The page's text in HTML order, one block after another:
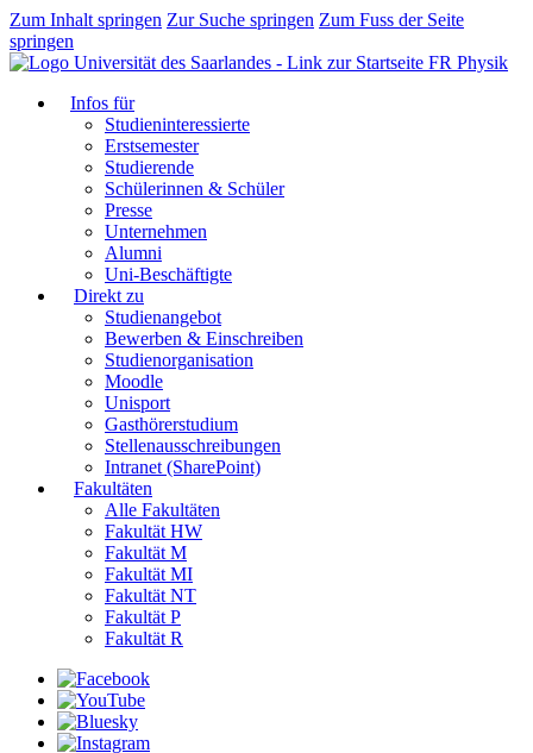
Zum Inhalt springen Zur Suche springen Zum Fuss der Seite
springen
FR Physik
Infos für
Studieninteressierte
Erstsemester
Studierende
Schülerinnen & Schüler
Presse
Unternehmen
Alumni
Uni-Beschäftigte
Direkt zu
Studienangebot
Bewerben & Einschreiben
Studienorganisation
Moodle
Unisport
Gasthörerstudium
Stellenausschreibungen
Intranet (SharePoint)
Fakultäten
Alle Fakultäten
Fakultät HW
Fakultät M
Fakultät MI
Fakultät NT
Fakultät P
Fakultät R